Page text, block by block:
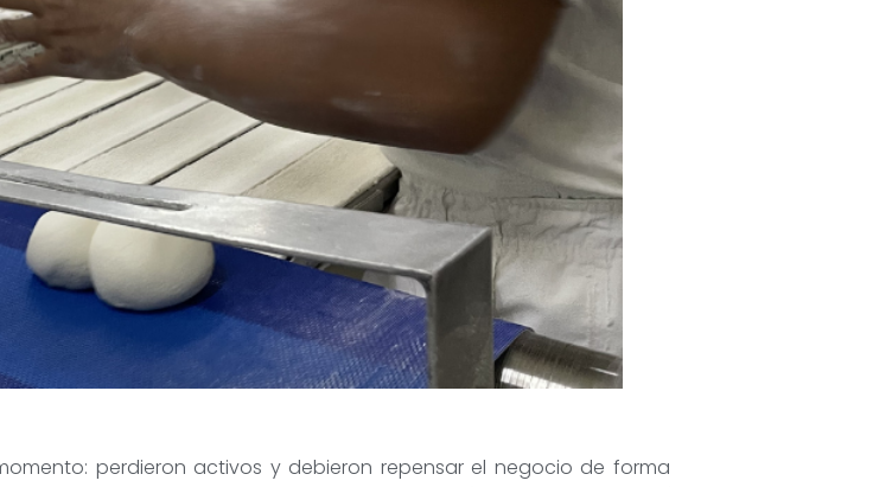
perdieron activos y debieron repensar el negocio de forma